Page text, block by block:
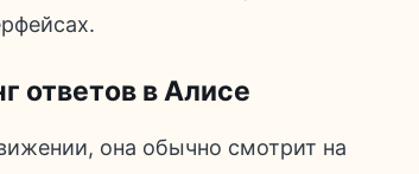
ответов в Алисе
она обычно смотрит на